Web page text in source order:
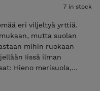
7 in stock
eri viljeltyä yrttiä.
mutta suolan
mihin ruokaan
Iissä ilman